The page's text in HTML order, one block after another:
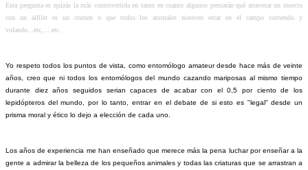
Esta pregunta es quizás la más controvertida en tanto en cuanto algunos pensarán qué atravesar un insecto
con un alfiler es un crimen o que todos los animales merecen estar en el campo corriendo y
volando...etc,....etc.
Yo respeto todos los puntos de vista, como entomólogo amateur desde hace más de veinte
años, creo que ni todos los entomólogos del mundo cazando mariposas al mismo tiempo
durante diez años seguidos serian capaces de acabar con el 0,5 por ciento de los
lepidópteros del mundo, por lo tanto, entrar en el debate de si esto es "legal" desde un
prisma moral y ético lo dejo a elección de cada uno.
Los años de experiencia me han enseñado que merece más la pena luchar por enseñar a la
gente a admirar la belleza de los pequeños animales y todas las criaturas que se arrastran a